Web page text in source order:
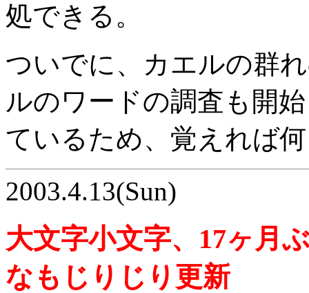
処できる。
ついでに、カエルの群
ルのワードの調査も開
ているため、覚えれば
2003.4.13(Sun)
大文字小文字、17ヶ
なもじりじり更新